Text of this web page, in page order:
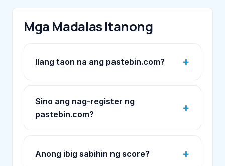
Mga Madalas Itanong
Ilang taon na ang pastebin.com?
Sino ang nag-register ng
pastebin.com?
Anong ibig sabihin ng score?